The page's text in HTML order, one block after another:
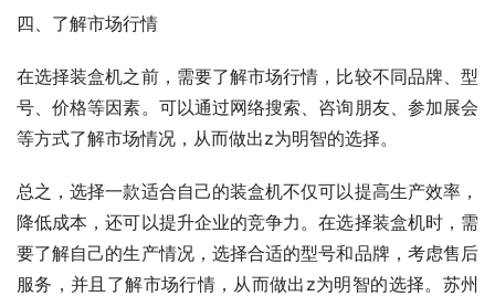
四、了解市场行情
在选择装盒机之前，需要了解市场行情，比较不同品牌、型
号、价格等因素。可以通过网络搜索、咨询朋友、参加展会
等方式了解市场情况，从而做出z为明智的选择。
总之，选择一款适合自己的装盒机不仅可以提高生产效率，
降低成本，还可以提升企业的竞争力。在选择装盒机时，需
要了解自己的生产情况，选择合适的型号和品牌，考虑售后
服务，并且了解市场行情，从而做出z为明智的选择。苏州